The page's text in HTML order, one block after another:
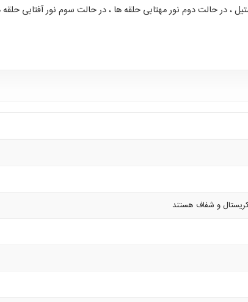
استیل ، در حالت دوم نور مهتابی حلقه ها ، در حالت سوم نور آفتابی
و شفاف هستند